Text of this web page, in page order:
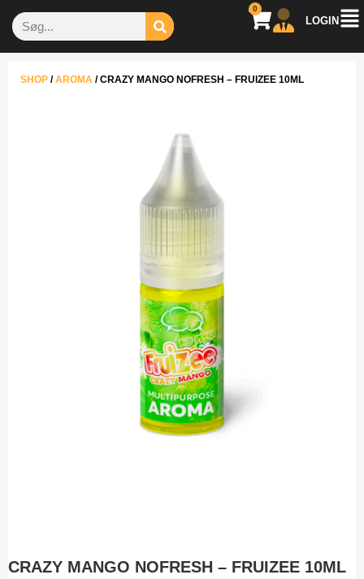
LOGIN
0
SHOP /AROMA /CRAZY MANGO NOFRESH – FRUIZEE 10ML
CRAZY MANGO NOFRESH – FRUIZEE 10ML